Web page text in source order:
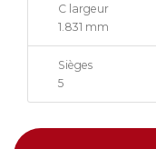
C largeur
1.831 mm
Sièges
5